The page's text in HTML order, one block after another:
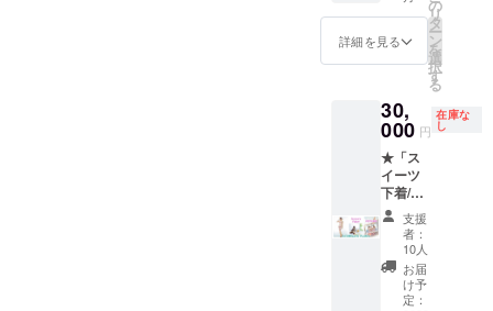
ハイ＆
アーム
カバー
（左右1
回納品
分より
納期が
遅くな
りま
す。ご
支援の
際はご
注意く
ださ
い。
プ）+ポ
スト
ズは
セット
れませ
ん
下着/
チョコ
レート
イの基
本セッ
ト+フル
アクセ
サリー
セット
（ヘッ
ドドレ
ス・
チョー
カー・
カフ
詳細を見る
の
リ
タ
ー
ン
を
選
択
す
る
30,
000 円
在庫な
し
★「ス
イーツ
下着/モ
ンブラ
ン」コ
ンプ
リート
プラン
★ ス
支援
者：
10人
お届
け予
定：